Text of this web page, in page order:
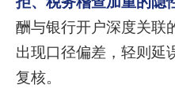
酬与银行开户深度关联
出现口径偏差，轻则延
复核。